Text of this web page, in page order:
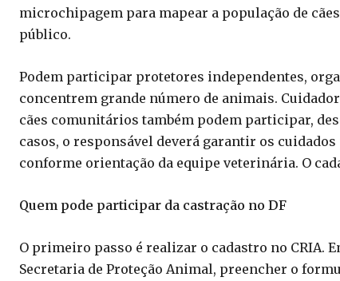
microchipagem para mapear a população de
público.
Podem participar protetores independentes,
concentrem grande número de animais.
cães comunitários também podem participar,
casos, o responsável deverá garantir os
conforme orientação da equipe veterinária. O
Quem pode participar da castração no DF
O primeiro passo é realizar o cadastro no CRIA.
Secretaria de Proteção Animal, preencher o